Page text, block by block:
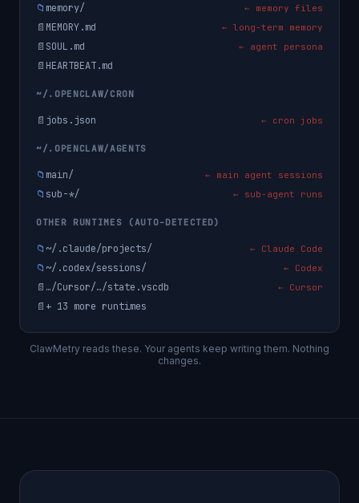
📁 memory/ ← memory files
📄 MEMORY.md ← long-term memory
📄 SOUL.md ← agent persona
📄 HEARTBEAT.md
~/.OPENCLAW/CRON
📄 jobs.json ← cron jobs
~/.OPENCLAW/AGENTS
📁 main/ ← main agent sessions
📁 sub-*/ ← sub-agent runs
OTHER RUNTIMES (AUTO-DETECTED)
📁 ~/.claude/projects/ ← Claude Code
📁 ~/.codex/sessions/ ← Codex
📄 …/Cursor/…/state.vscdb ← Cursor
📄 + 13 more runtimes
ClawMetry reads these. Your agents keep writing them. Nothing
changes.